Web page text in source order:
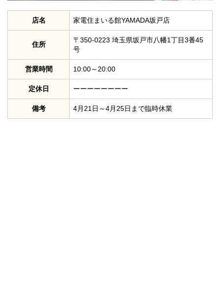
店名 家電住まいる館YAMADA坂戸店
住所
〒350-0223 埼玉県坂戸市八幡1丁目3番45
号
営業時間 10:00～20:00
定休日 ーーーーーーーー
備考 4月21日～4月25日まで臨時休業